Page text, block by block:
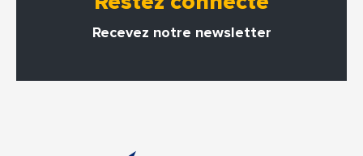
Recevez notre newsletter